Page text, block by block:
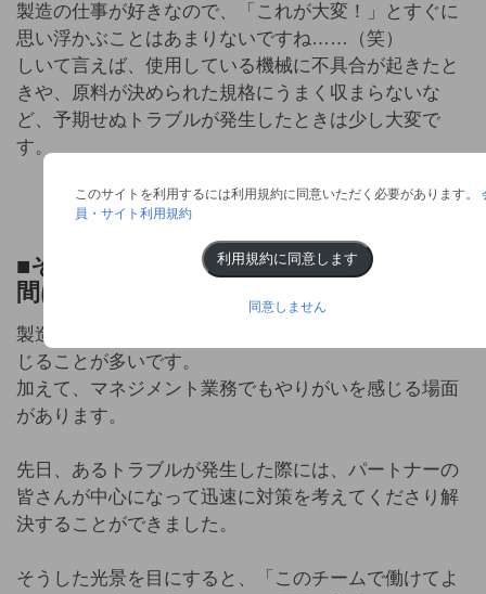
製造の仕事が好きなので、「これが大変！」とすぐに
思い浮かぶことはあまりないですね……（笑）
しいて言えば、使用している機械に不具合が起きたと
きや、原料が決められた規格にうまく収まらないな
ど、予期せぬトラブルが発生したときは少し大変で
す。
■そんな中で、「やりがい」を感じる瞬
間はどんなときですか？
製造の仕事は、日々の業務の中で自然とやりがいを感
じることが多いです。
加えて、マネジメント業務でもやりがいを感じる場面
があります。
先日、あるトラブルが発生した際には、パートナーの
皆さんが中心になって迅速に対策を考えてくださり解
決することができました。
そうした光景を目にすると、「このチームで働けてよ
このサイトを利用するには利用規約に同意いただく必要があります。
員・サイト利用規約
利用規約に同意します
同意しません